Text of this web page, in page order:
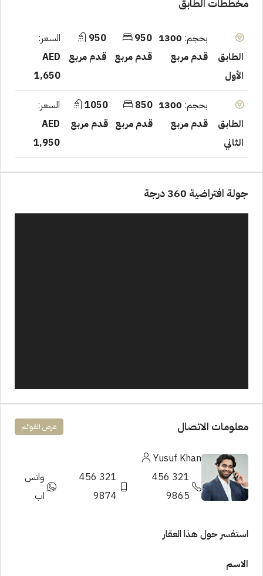
مخططات الطابق
الطابق
الأول
بحجم: 1300
قدم مربع
950
قدم مربع
950
قدم مربع
السعر:
AED
1,650
الطابق
الثاني
بحجم: 1300
قدم مربع
850
قدم مربع
1050
قدم مربع
السعر:
AED
1,950
جولة افتراضية 360 درجة
معلومات الاتصال عرض القوائم
Yusuf Khan
321 456
9865
321 456
9874
واتس
اب
استفسر حول هذا العقار
الاسم